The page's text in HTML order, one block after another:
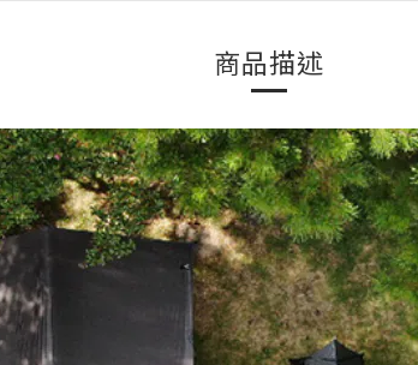
商品描述